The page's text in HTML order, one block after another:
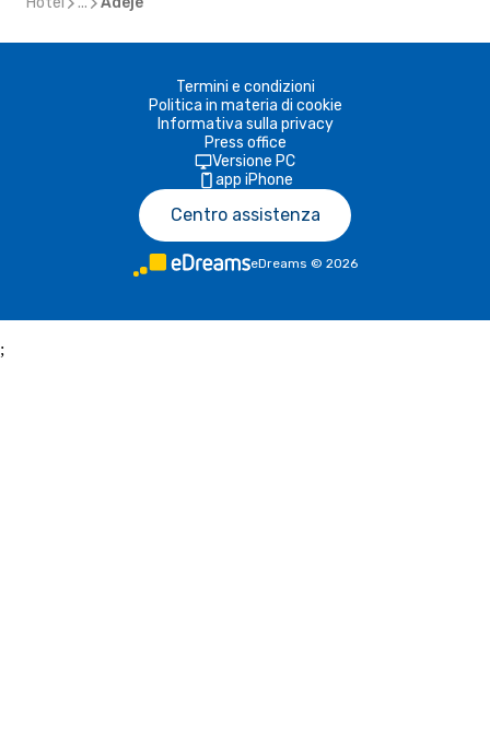
Termini e condizioni
Politica in materia di cookie
Informativa sulla privacy
Press office
Versione PC
app iPhone
Centro assistenza
eDreams © 2026
;